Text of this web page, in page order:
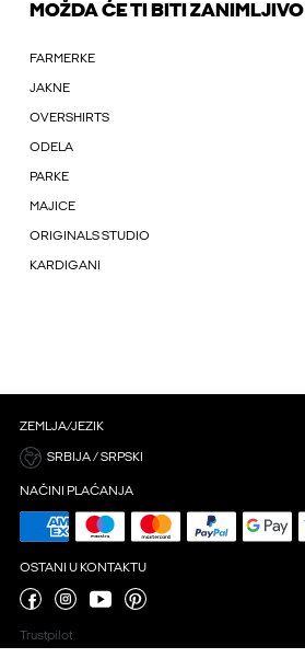
MOŽDA ĆE TI BITI ZANIMLJIVO
FARMERKE
JAKNE
OVERSHIRTS
ODELA
PARKE
MAJICE
ORIGINALS STUDIO
KARDIGANI
ZEMLJA/JEZIK
SRBIJA / SRPSKI
NAČINI PLAĆANJA
OSTANI U KONTAKTU
Trustpilot